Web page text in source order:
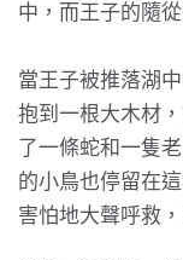
中，而王子的隨
當王子被推落湖
抱到一根大木材
了一條蛇和一隻
的小鳥也停留在
害怕地大聲呼救